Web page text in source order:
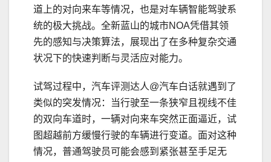
道上的对向来车等情况，也是对车辆智能驾驶系
统的极大挑战。全新蓝山的城市NOA凭借其领
先的感知与决策算法，展现出了在多种复杂交通
状况下的快速判断与灵活应对能力。
试驾过程中，汽车评测达人@汽车白话就遇到了
类似的突发情况：当行驶至一条狭窄且视线不佳
的双向车道时，一辆对向来车突然正面逼近，试
图超越前方缓慢行驶的车辆进行变道。面对这种
情况，普通驾驶员可能会感到紧张甚至手足无